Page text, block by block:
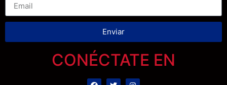
Enviar
CONÉCTATE EN